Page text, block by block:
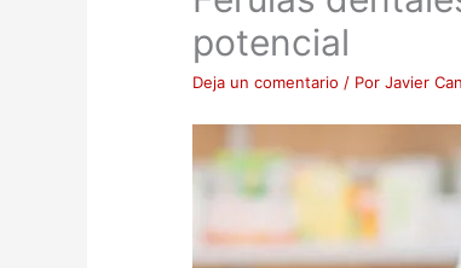
potencial
Deja un comentario / Por Javier